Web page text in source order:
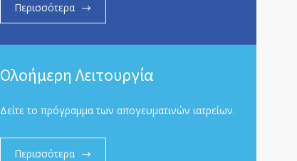
Περισσότερα
Ολοήμερη Λειτουργία
Δείτε το πρόγραμμα των απογευματινών ιατρείων.
Περισσότερα